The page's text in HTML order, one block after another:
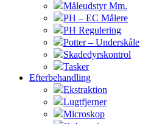
Måleudstyr Mm.
PH – EC Målere
PH Regulering
Potter – Underskåle
Skadedyrskontrol
Tasker
Efterbehandling
Ekstraktion
Lugtfjerner
Microskop